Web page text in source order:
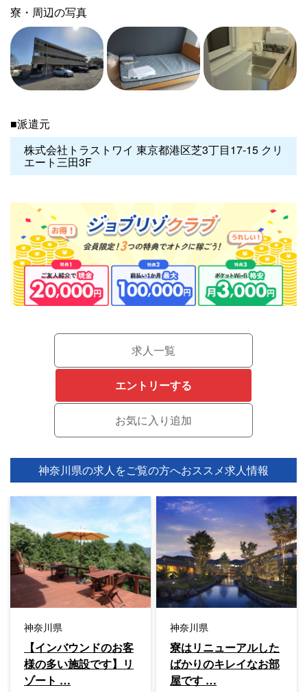
寮・周辺の写真
■派遣元
株式会社トラストワイ 東京都港区芝3丁目17-15 クリ
エート三田3F
求人一覧
エントリーする
神奈川県の求人をご覧の方へおススメ求人情報
神奈川県
【インバウンドのお客
様の多い施設です】リ
ゾート …
神奈川県
寮はリニューアルした
ばかりのキレイなお部
屋です …